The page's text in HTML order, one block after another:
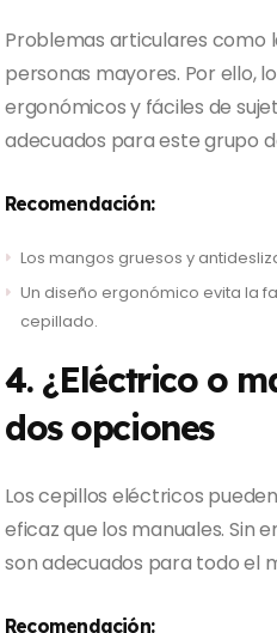
Problemas articulares como
personas mayores. Por ello,
ergonómicos y fáciles de
adecuados para este grupo
Recomendación:
Los mangos gruesos y
Un diseño ergonómico evita la
cepillado.
4. ¿Eléctrico o
dos opciones
Los cepillos eléctricos
eficaz que los manuales. Sin
son adecuados para todo el
Recomendación: